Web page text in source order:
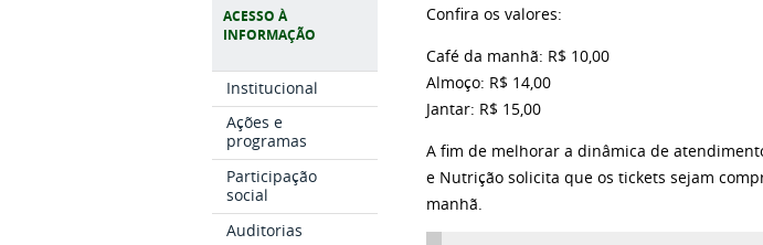
ACESSO À
INFORMAÇÃO
Institucional
Ações e
programas
Participação
social
Auditorias
Confira os valores:
Café da manhã: R$ 10,00
Almoço: R$ 14,00
Jantar: R$ 15,00
A fim de melhorar a dinâmica de
e Nutrição solicita que os tickets sejam
manhã.